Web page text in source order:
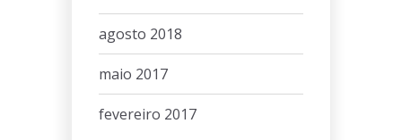
agosto 2018
maio 2017
fevereiro 2017